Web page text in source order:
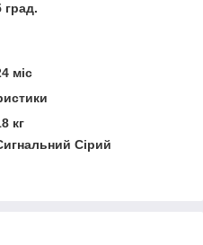
град.
міс
кг
Сірий